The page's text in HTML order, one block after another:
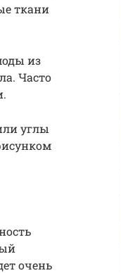
ткани
из
Часто
углы
очень